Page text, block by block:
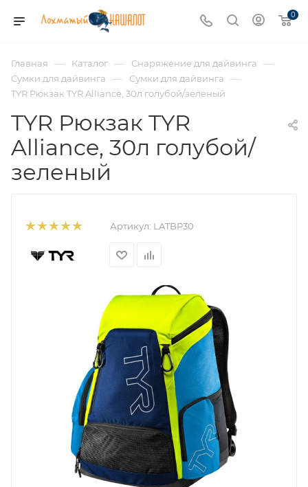
0
Главная — Каталог — Снаряжение для дайвинга —
Сумки для дайвинга — Сумки для дайвинга —
TYR Рюкзак TYR Alliance, 30л голубой/зеленый
TYR Рюкзак TYR
Alliance, 30л голубой/
зеленый
Артикул: LATBP30